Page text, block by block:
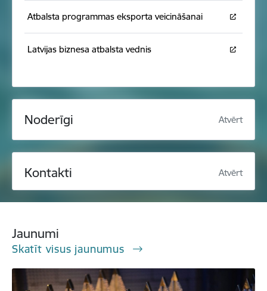
Atbalsta programmas eksporta veicināšanai
Latvijas biznesa atbalsta vednis
Noderīgi Atvērt
Kontakti Atvērt
Jaunumi
Skatīt visus jaunumus